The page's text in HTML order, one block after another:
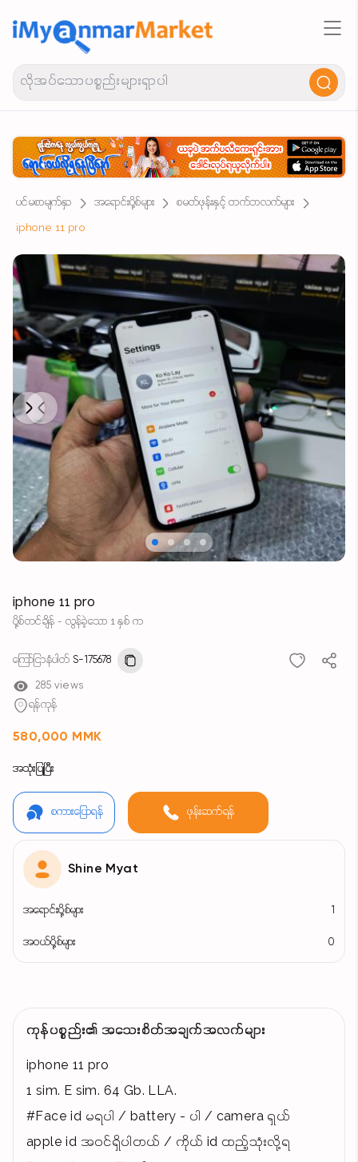
ပင်မစာမျက်နှာ အရောင်းပို့စ်များ
စမတ်ဖုန်းနှင့် တက်ဘလက်များ
iphone 11 pro
Previous
Next
iphone 11 pro
ပို့စ်တင်ချိန် - လွန်ခဲ့သော 1 နှစ် က
ကြော်ငြာနံပါတ် S-175678
285 views
ရန်ကုန်
580,000 MMK
အသုံးပြုပြီး
စကားပြောရန် ဖုန်းဆက်ရန်
Shine Myat
အရောင်းပို့စ်များ
အဝယ်ပို့စ်များ 0
ကုန်ပစ္စည်း၏ အသေးစိတ်အချက်အလက်များ
iphone 11 pro
1 sim. E sim. 64 Gb. LLA.
#Face id မရပါ / battery - ပါ / camera ရှယ်
apple id အဝင်ရှိပါတယ် / ကိုယ် id ထည့်သုံးလို့ရ